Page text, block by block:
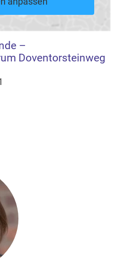
–
Doventorsteinweg